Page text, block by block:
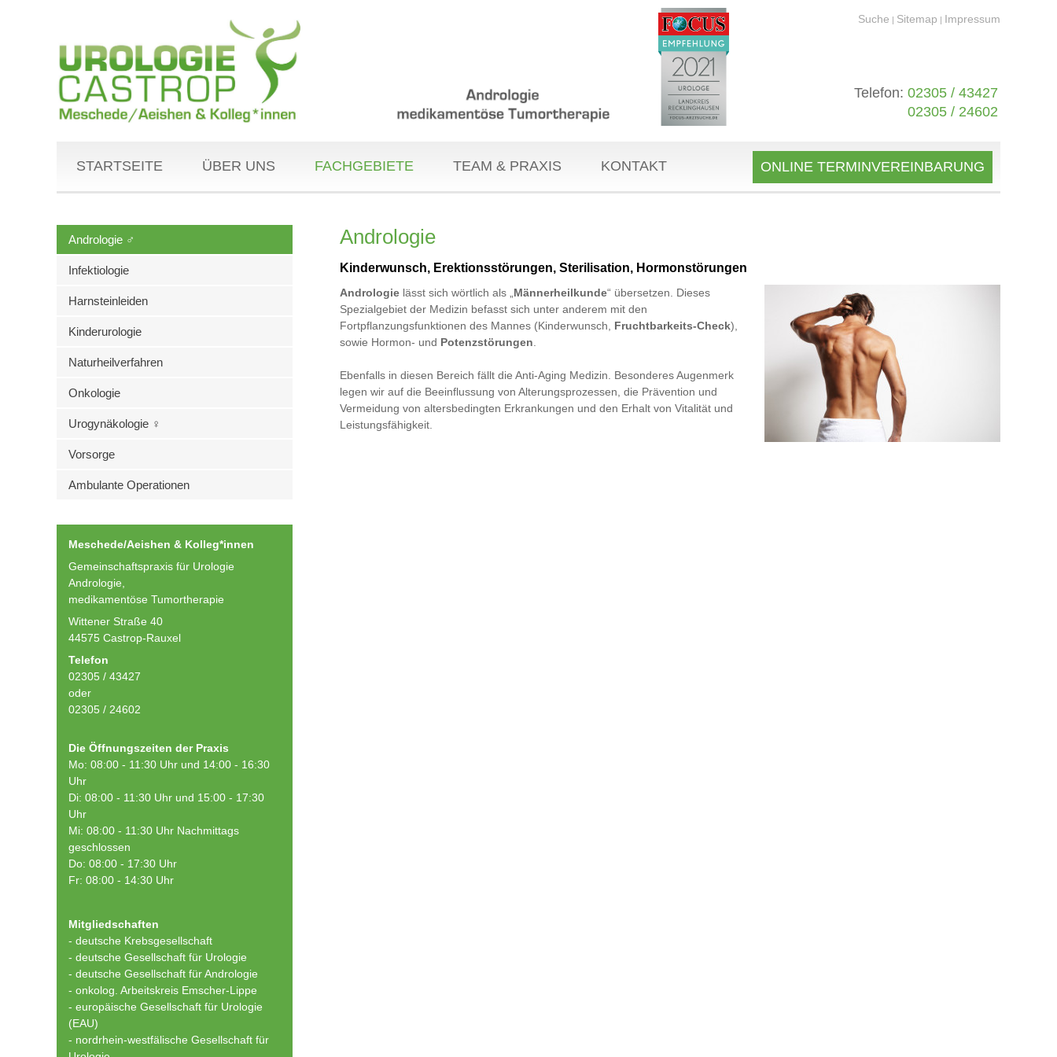
Suche | Sitemap | Impressum
Telefon: 02305 / 43427
02305 / 24602
STARTSEITE ÜBER UNS FACHGEBIETE TEAM & PRAXIS KONTAKT ONLINE TERMINVEREINBARUNG
Andrologie ♂
Infektiologie
Harnsteinleiden
Kinderurologie
Naturheilverfahren
Onkologie
Urogynäkologie ♀
Vorsorge
Ambulante Operationen
Meschede/Aeishen & Kolleg*innen
Gemeinschaftspraxis für Urologie
Andrologie,
medikamentöse Tumortherapie
Wittener Straße 40
44575 Castrop-Rauxel
Telefon
02305 / 43427
oder
02305 / 24602
Die Öffnungszeiten der Praxis
Mo: 08:00 - 11:30 Uhr und 14:00 - 16:30
Uhr
Di: 08:00 - 11:30 Uhr und 15:00 - 17:30
Uhr
Mi: 08:00 - 11:30 Uhr Nachmittags
geschlossen
Do: 08:00 - 17:30 Uhr
Fr: 08:00 - 14:30 Uhr
Mitgliedschaften
- deutsche Krebsgesellschaft
- deutsche Gesellschaft für Urologie
- deutsche Gesellschaft für Andrologie
- onkolog. Arbeitskreis Emscher-Lippe
- europäische Gesellschaft für Urologie
(EAU)
- nordrhein-westfälische Gesellschaft für
Andrologie
Kinderwunsch, Erektionsstörungen, Sterilisation, Hormonstörungen
Andrologie lässt sich wörtlich als „ Männerheilkunde“ übersetzen. Dieses
Spezialgebiet der Medizin befasst sich unter anderem mit den
Fortpflanzungsfunktionen des Mannes (Kinderwunsch, Fruchtbarkeits-Check),
sowie Hormon- und Potenzstörungen
Ebenfalls in diesen Bereich fällt die Anti-Aging Medizin. Besonderes Augenmerk
legen wir auf die Beeinflussung von Alterungsprozessen, die Prävention und
Vermeidung von altersbedingten Erkrankungen und den Erhalt von Vitalität und
Leistungsfähigkeit.